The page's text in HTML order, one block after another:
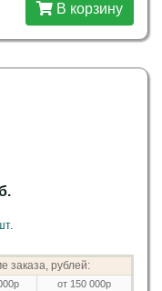
В корзину
заказа, рублей:
от 150 000р